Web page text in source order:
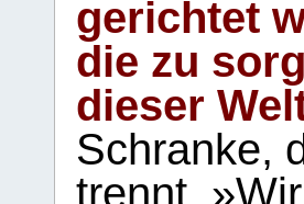
gerichtet
die zu
dieser
Schranke,
trennt.